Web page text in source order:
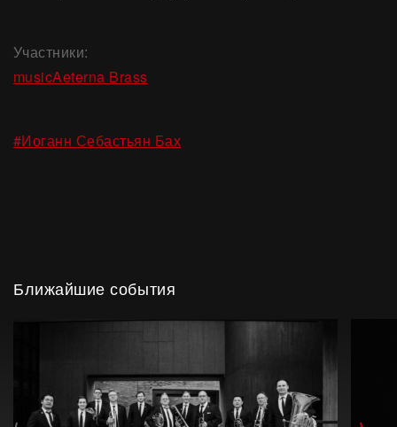
Участники:
musicAeterna Brass
#Иоганн Себастьян Бах
Ближайшие события